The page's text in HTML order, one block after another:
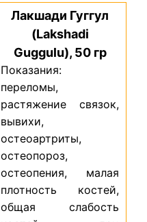
Лакшади Гуггул
(Lakshadi
Guggulu), 50 гр
Показания:
переломы,
растяжение связок,
вывихи,
остеоартриты,
остеопороз,
остеопения, малая
плотность костей,
общая слабость